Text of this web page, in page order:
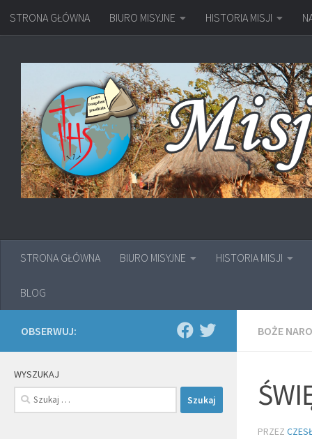
Przejdź do treści
STRONA GŁÓWNA BIURO MISYJNE HISTORIA MISJI
STRONA GŁÓWNA BIURO MISYJNE HISTORIA MISJI
BLOG
BOŻE
PRZEZ
OBSERWUJ:
WYSZUKAJ
Szukaj: